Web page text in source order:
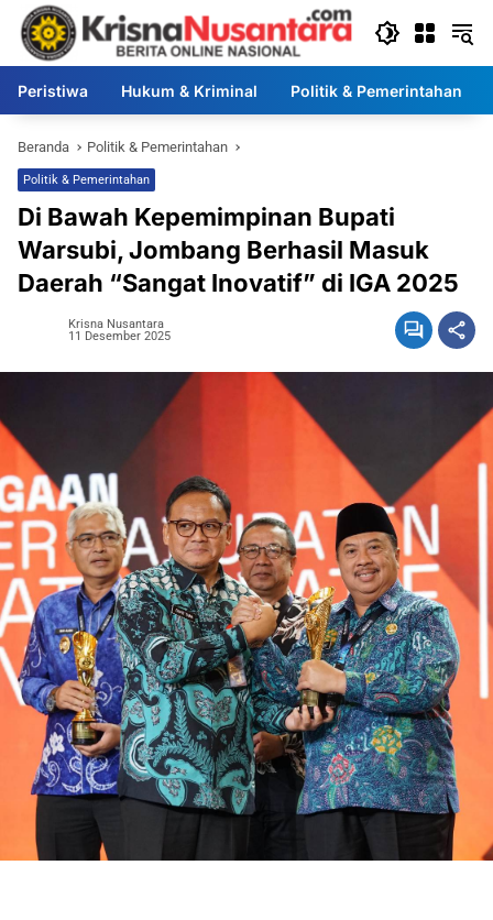
Langsung
konten
Peristiwa Hukum & Kriminal Politik & Pemerintahan
Beranda Politik & Pemerintahan
Politik & Pemerintahan
Di Bawah Kepemimpinan Bupati
Warsubi, Jombang Berhasil Masuk
Daerah “Sangat Inovatif” di IGA 2025
Krisna Nusantara
11 Desember 2025